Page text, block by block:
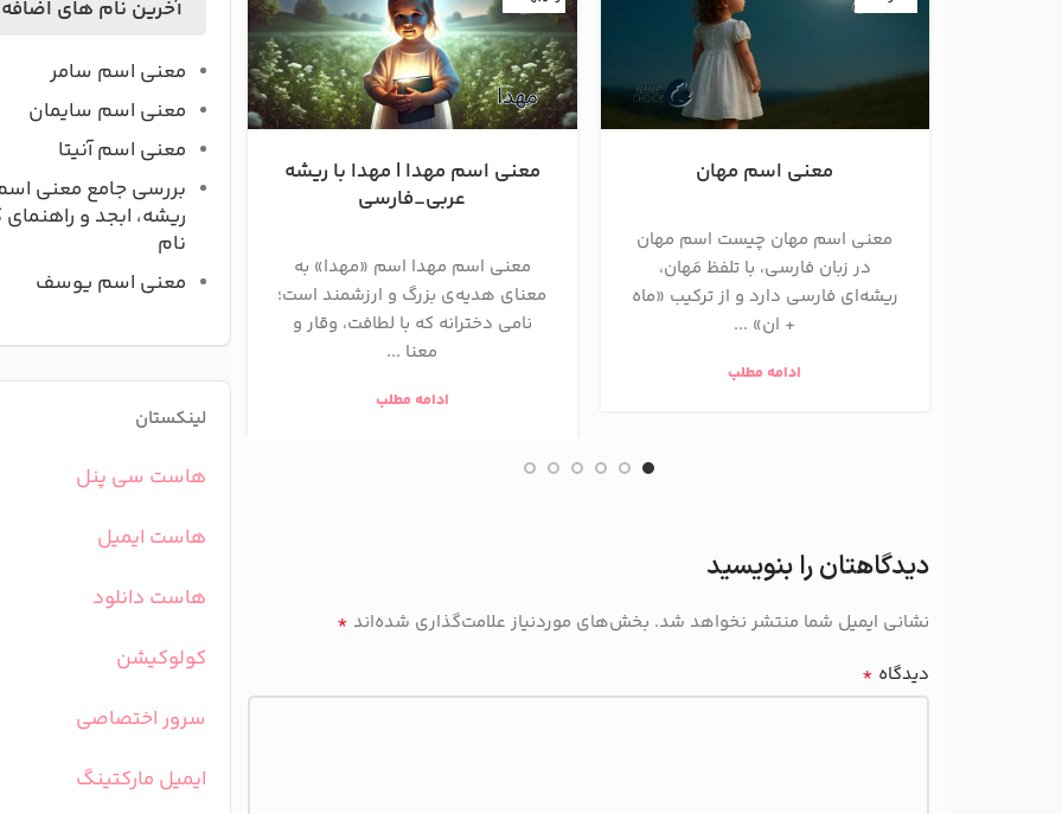
معنی اسم مهان
معنی اسم مهان چیست اسم مهان
در زبان فارسی، با تلفظ مَهان،
ریشه‌ای فارسی دارد و از ترکیب «ماه
+ ان» ...
ادامه مطلب
معنی اسم مهدا | مهدا با ریشه
عربی_فارسی
معنی اسم مهدا اسم «مهدا» به
معنای هدیه‌ی بزرگ و ارزشمند است؛
نامی دخترانه که با لطافت، وقار و
معنا ...
ادامه مطلب
معنی اسم ماسیا چیست
ماسیا یکی از
زیباست که ریشه‌ای
دیدگاهتان را بنویسید
نشانی ایمیل شما منتشر نخواهد شد. بخش‌های موردنیاز علامت‌گذاری شده‌اند *
دیدگاه *
آخرین نام های
معنی اسم سامر
معنی اسم سایمان
معنی اسم آنیتا
بررسی جامع معنی
ریشه، ابجد و
نام
معنی اسم یوسف
لینکستان
هاست سی پنل
هاست ایمیل
هاست دانلود
کولوکیشن
سرور اختصاصی
ایمیل مارکتینگ